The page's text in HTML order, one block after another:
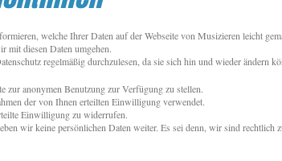
welche Ihrer Daten auf der Webseitevon Musizieren leicht
mit diesen Daten umgehen.
regelmäßig durchzulesen, da sie sich hin und wieder ändern
zur anonymen Benutzung zur Verfügung zu stellen.
der von Ihnen erteilten Einwilligung verwendet.
Einwilligung zu widerrufen.
wir keine persönlichen Daten weiter. Es sei denn, wir sind rechtlich